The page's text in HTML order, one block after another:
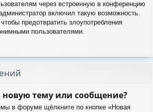
через встроенную в конференцию
включил такую возможность.
предотвратить злоупотребления
пользователями.
новую тему или сообщение?
в форуме щёлкните по кнопке «Новая